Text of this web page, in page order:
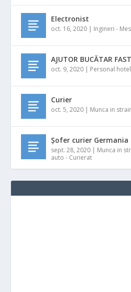
Electronist
oct. 16, 2020 | Ingineri -
AJUTOR BUCĂTAR
oct. 9, 2020 | Personal
Curier
oct. 5, 2020 | Munca in
Șofer curier Germania
sept. 28, 2020 | Munca in
auto - Curierat